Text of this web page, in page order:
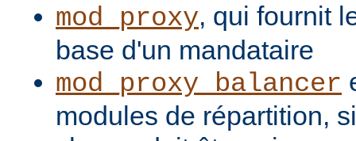
mod_proxy, qui fournit
base d'un mandataire
mod_proxy_balancer
modules de répartition,